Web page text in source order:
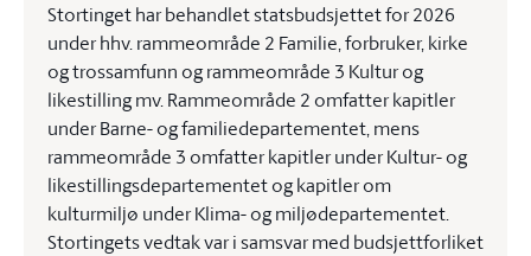
Stortinget har behandlet statsbudsjettet for 2026
under hhv. rammeområde 2 Familie, forbruker, kirke
og trossamfunn og rammeområde 3 Kultur og
likestilling mv. Rammeområde 2 omfatter kapitler
under Barne- og familiedepartementet, mens
rammeområde 3 omfatter kapitler under Kultur- og
likestillingsdepartementet og kapitler om
kulturmiljø under Klima- og miljødepartementet.
Stortingets vedtak var i samsvar med budsjettforliket